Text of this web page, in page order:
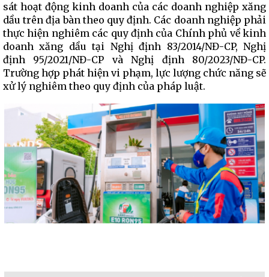
sát hoạt động kinh doanh của các doanh nghiệp xăng
dầu trên địa bàn theo quy định. Các doanh nghiệp phải
thực hiện nghiêm các quy định của Chính phủ về kinh
doanh xăng dầu tại Nghị định 83/2014/NĐ-CP, Nghị
định 95/2021/NĐ-CP và Nghị định 80/2023/NĐ-CP.
Trường hợp phát hiện vi phạm, lực lượng chức năng sẽ
xử lý nghiêm theo quy định của pháp luật.